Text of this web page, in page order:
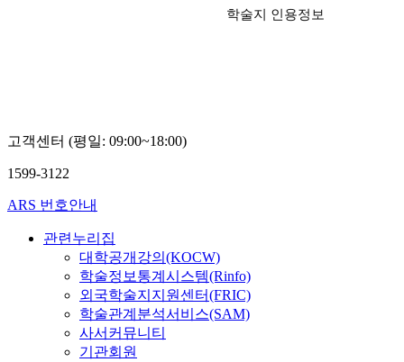
학술지 인용정보
고객센터 (평일: 09:00~18:00)
1599-3122
ARS 번호안내
관련누리집
대학공개강의(KOCW)
학술정보통계시스템(Rinfo)
외국학술지지원센터(FRIC)
학술관계분석서비스(SAM)
사서커뮤니티
기관회원